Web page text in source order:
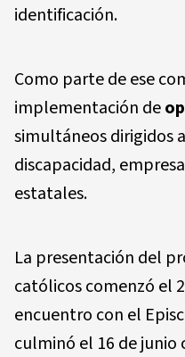
identificación.
Como parte de ese
implementación de
simultáneos dirigidos
discapacidad,
estatales.
La presentación del
católicos comenzó el
encuentro con el
culminó el 16 de junio